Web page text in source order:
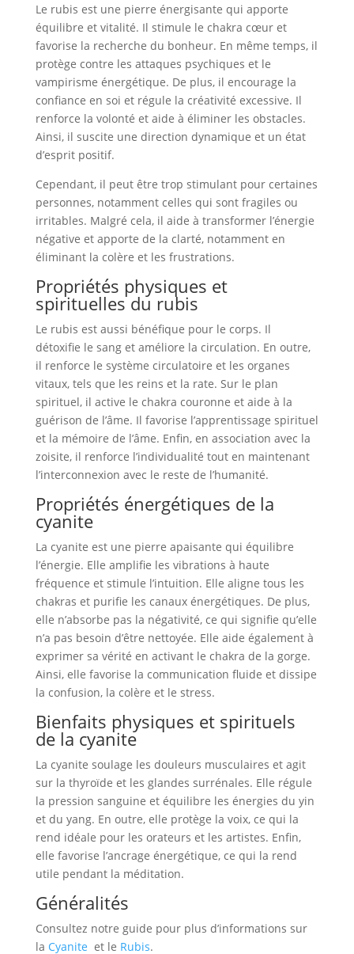
Le rubis est une pierre énergisante qui apporte
équilibre et vitalité. Il stimule le chakra cœur et
favorise la recherche du bonheur. En même temps, il
protège contre les attaques psychiques et le
vampirisme énergétique. De plus, il encourage la
confiance en soi et régule la créativité excessive. Il
renforce la volonté et aide à éliminer les obstacles.
Ainsi, il suscite une direction dynamique et un état
d’esprit positif.
Cependant, il peut être trop stimulant pour certaines
personnes, notamment celles qui sont fragiles ou
irritables. Malgré cela, il aide à transformer l’énergie
négative et apporte de la clarté, notamment en
éliminant la colère et les frustrations.
Propriétés physiques et
spirituelles du rubis
Le rubis est aussi bénéfique pour le corps. Il
détoxifie le sang et améliore la circulation. En outre,
il renforce le système circulatoire et les organes
vitaux, tels que les reins et la rate. Sur le plan
spirituel, il active le chakra couronne et aide à la
guérison de l’âme. Il favorise l’apprentissage spirituel
et la mémoire de l’âme. Enfin, en association avec la
zoisite, il renforce l’individualité tout en maintenant
l’interconnexion avec le reste de l’humanité.
Propriétés énergétiques de la
cyanite
La cyanite est une pierre apaisante qui équilibre
l’énergie. Elle amplifie les vibrations à haute
fréquence et stimule l’intuition. Elle aligne tous les
chakras et purifie les canaux énergétiques. De plus,
elle n’absorbe pas la négativité, ce qui signifie qu’elle
n’a pas besoin d’être nettoyée. Elle aide également à
exprimer sa vérité en activant le chakra de la gorge.
Ainsi, elle favorise la communication fluide et dissipe
la confusion, la colère et le stress.
Bienfaits physiques et spirituels
de la cyanite
La cyanite soulage les douleurs musculaires et agit
sur la thyroïde et les glandes surrénales. Elle régule
la pression sanguine et équilibre les énergies du yin
et du yang. En outre, elle protège la voix, ce qui la
rend idéale pour les orateurs et les artistes. Enfin,
elle favorise l’ancrage énergétique, ce qui la rend
utile pendant la méditation.
Généralités
Consultez notre guide pour plus d’informations sur
la Cyanite et le Rubis.